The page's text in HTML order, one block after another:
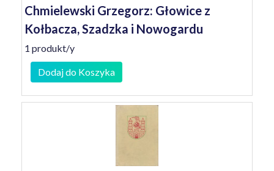
Chmielewski Grzegorz: Głowice z
Kołbacza, Szadzka i Nowogardu
1 produkt/y
Dodaj do Koszyka